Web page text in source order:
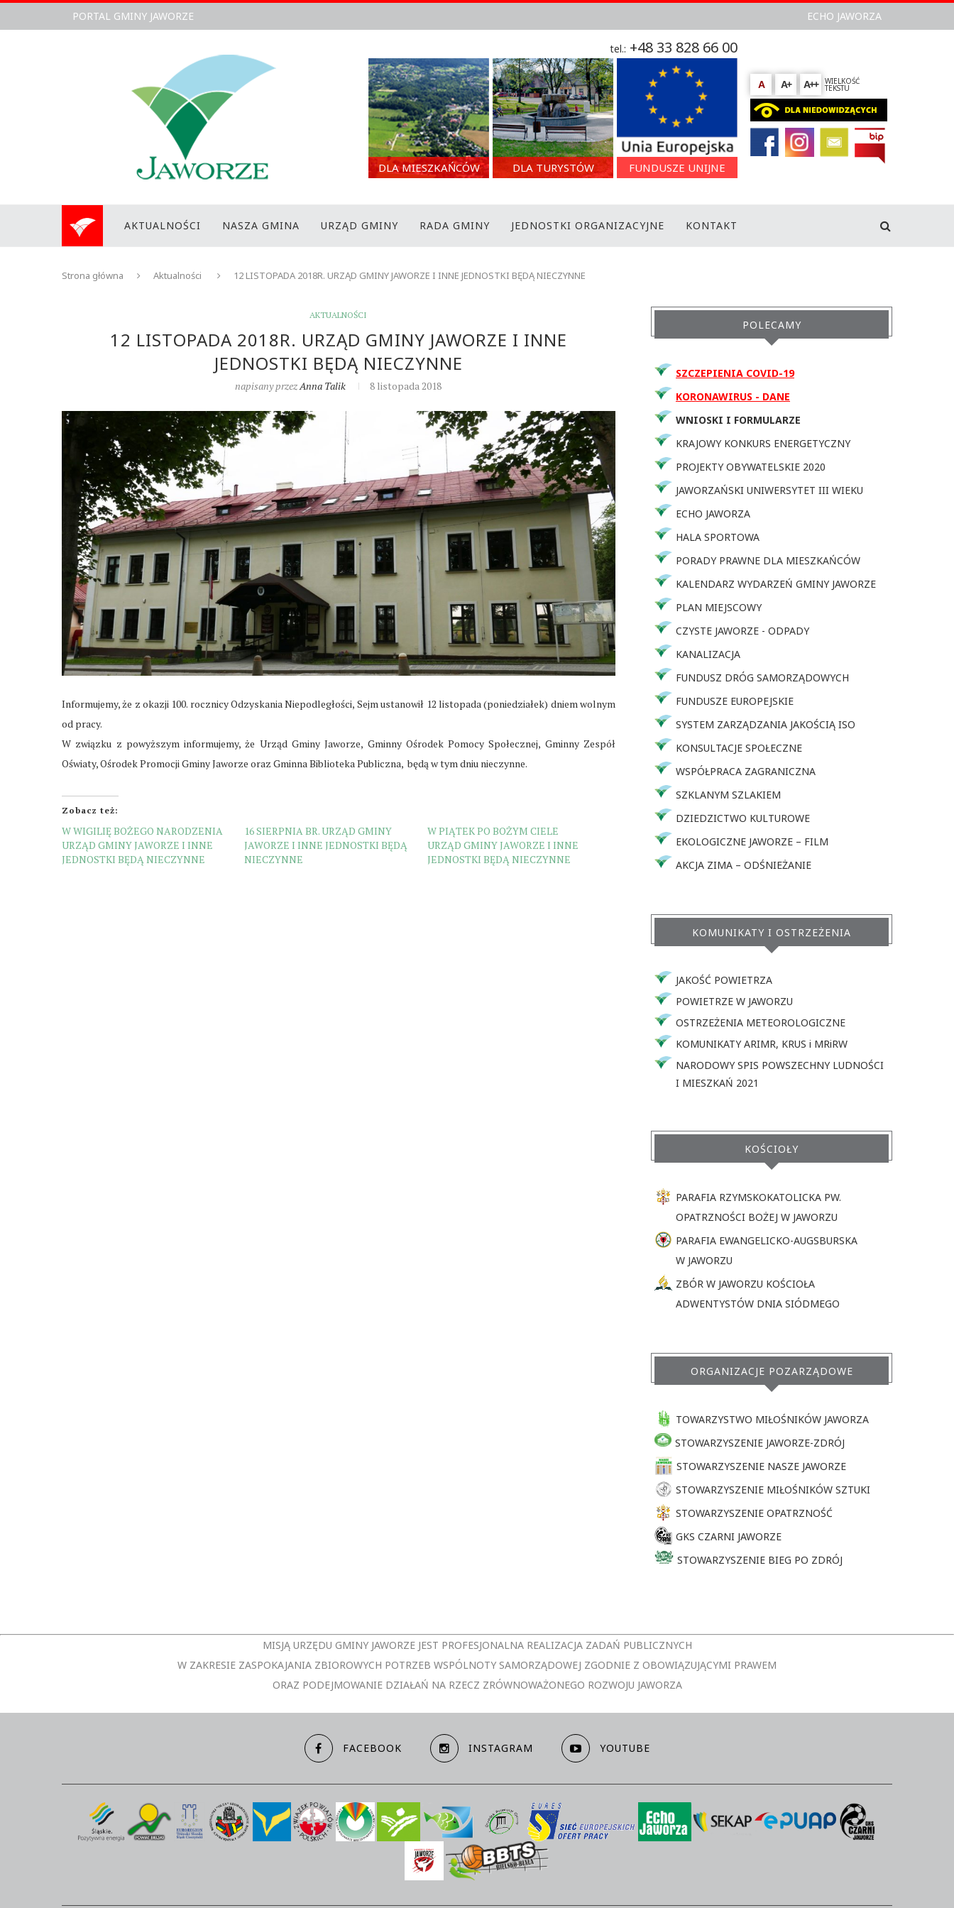
PORTAL GMINY JAWORZE ECHO JAWORZA
tel.: +48 33 828 66 00
DLA MIESZKAŃCÓW DLA TURYSTÓW FUNDUSZE UNIJNE
A A+ A++ WIELKOŚĆ
TEKSTU
AKTUALNOŚCI NASZA GMINA URZĄD GMINY RADA GMINY JEDNOSTKI ORGANIZACYJNE KONTAKT
Strona główna Aktualności 12 LISTOPADA 2018R. URZĄD GMINY JAWORZE I INNE JEDNOSTKI BĘDĄ NIECZYNNE
AKTUALNOŚCI
12 LISTOPADA 2018R. URZĄD GMINY JAWORZE I INNE
JEDNOSTKI BĘDĄ NIECZYNNE
napisany przezAnna Talik 8 listopada 2018
Informujemy, że z okazji 100. rocznicy Odzyskania Niepodległości, Sejm ustanowił 12 listopada (poniedziałek) dniem wolnym
od pracy.
W związku z powyższym informujemy, że Urząd Gminy Jaworze, Gminny Ośrodek Pomocy Społecznej, Gminny Zespół
Oświaty, Ośrodek Promocji Gminy Jaworze oraz Gminna Biblioteka Publiczna, będą w tym dniu nieczynne.
Zobacz też:
W WIGILIĘ BOŻEGO NARODZENIA
URZĄD GMINY JAWORZE I INNE
JEDNOSTKI BĘDĄ NIECZYNNE
16 SIERPNIA BR. URZĄD GMINY
JAWORZE I INNE JEDNOSTKI BĘDĄ
NIECZYNNE
W PIĄTEK PO BOŻYM CIELE
URZĄD GMINY JAWORZE I INNE
JEDNOSTKI BĘDĄ NIECZYNNE
POLECAMY
SZCZEPIENIA COVID-19
KORONAWIRUS - DANE
WNIOSKI I FORMULARZE
KRAJOWY KONKURS ENERGETYCZNY
PROJEKTY OBYWATELSKIE 2020
JAWORZAŃSKI UNIWERSYTET III WIEKU
ECHO JAWORZA
HALA SPORTOWA
PORADY PRAWNE DLA MIESZKAŃCÓW
KALENDARZ WYDARZEŃ GMINY JAWORZE
PLAN MIEJSCOWY
CZYSTE JAWORZE - ODPADY
KANALIZACJA
FUNDUSZ DRÓG SAMORZĄDOWYCH
FUNDUSZE EUROPEJSKIE
SYSTEM ZARZĄDZANIA JAKOŚCIĄ ISO
KONSULTACJE SPOŁECZNE
WSPÓŁPRACA ZAGRANICZNA
SZKLANYM SZLAKIEM
DZIEDZICTWO KULTUROWE
EKOLOGICZNE JAWORZE – FILM
AKCJA ZIMA – ODŚNIEŻANIE
KOMUNIKATY I OSTRZEŻENIA
JAKOŚĆ POWIETRZA
POWIETRZE W JAWORZU
OSTRZEŻENIA METEOROLOGICZNE
KOMUNIKATY ARIMR, KRUS i MRiRW
NARODOWY SPIS POWSZECHNY LUDNOŚCI
I MIESZKAŃ 2021
KOŚCIOŁY
PARAFIA RZYMSKOKATOLICKA PW.
OPATRZNOŚCI BOŻEJ W JAWORZU
PARAFIA EWANGELICKO-AUGSBURSKA
W JAWORZU
ZBÓR W JAWORZU KOŚCIOŁA
ADWENTYSTÓW DNIA SIÓDMEGO
ORGANIZACJE POZARZĄDOWE
TOWARZYSTWO MIŁOŚNIKÓW JAWORZA
STOWARZYSZENIE JAWORZE-ZDRÓJ
STOWARZYSZENIE NASZE JAWORZE
STOWARZYSZENIE MIŁOŚNIKÓW SZTUKI
STOWARZYSZENIE OPATRZNOŚĆ
GKS CZARNI JAWORZE
STOWARZYSZENIE BIEG PO ZDRÓJ
MISJĄ URZĘDU GMINY JAWORZE JEST PROFESJONALNA REALIZACJA ZADAŃ PUBLICZNYCH
W ZAKRESIE ZASPOKAJANIA ZBIOROWYCH POTRZEB WSPÓLNOTY SAMORZĄDOWEJ ZGODNIE Z OBOWIĄZUJĄCYMI PRAWEM
ORAZ PODEJMOWANIE DZIAŁAŃ NA RZECZ ZRÓWNOWAŻONEGO ROZWOJU JAWORZA
FACEBOOK INSTAGRAM YOUTUBE